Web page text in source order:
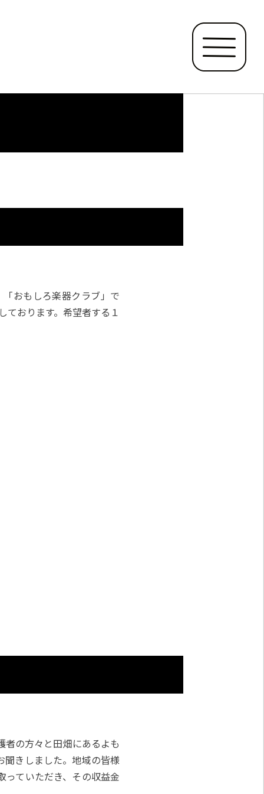
おもしろ楽器クラブ」で
ております。希望者する１
者の方々と田畑にあるよも
聞きしました。地域の皆様
っていただき、その収益金